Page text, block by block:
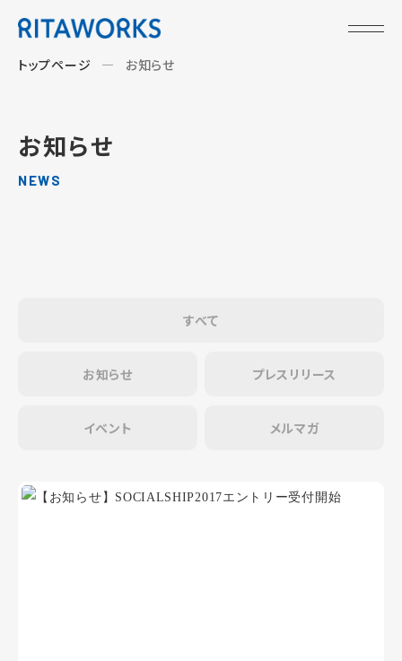
トップページ お知らせ
お知らせ
NEWS
すべて
お知らせ プレスリリース
イベント メルマガ